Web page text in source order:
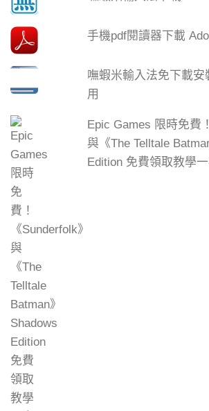
手機pdf閱讀器下載
嘸蝦米輸入法免下載
用
Epic Games 限時免費
與《The Telltale
Edition 免費領取教學